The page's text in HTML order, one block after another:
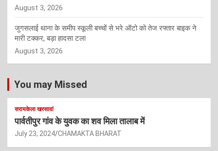
August 3, 2026
जुगसलाई थाना के समीप स्कूली बच्चों से भरे ऑटो को तेज रफ्तार बाइक ने
मारी टक्कर, बड़ा हादसा टला
August 3, 2026
You may Missed
सरायकेला खरसावां
पार्वतीपुर गांव के युवक का शव मिला तालाब में
July 23, 2024 CHAMAKTA BHARAT